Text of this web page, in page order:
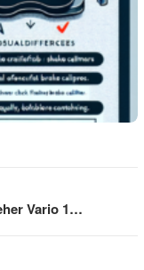
Vario 1…